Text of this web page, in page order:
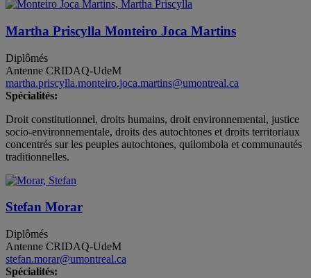
Martha Priscylla Monteiro Joca Martins
Diplômés
Antenne CRIDAQ-UdeM
martha.priscylla.monteiro.joca.martins@umontreal.ca
Spécialités:
Droit constitutionnel, droits humains, droit environnemental, justice
socio-environnementale, droits des autochtones et droits territoriaux
concentrés sur les peuples autochtones, quilombola et communautés
traditionnelles.
Stefan Morar
Diplômés
Antenne CRIDAQ-UdeM
stefan.morar@umontreal.ca
Spécialités: